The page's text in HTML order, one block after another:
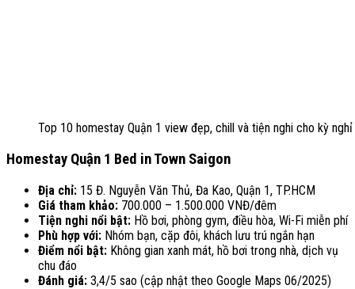
Top 10 homestay Quận 1 view đẹp, chill và tiện nghi cho kỳ nghỉ
Homestay Quận 1 Bed in Town Saigon
Địa chỉ: 15 Đ. Nguyễn Văn Thủ, Đa Kao, Quận 1, TP.HCM
Giá tham khảo: 700.000 – 1.500.000 VNĐ/đêm
Tiện nghi nổi bật: Hồ bơi, phòng gym, điều hòa, Wi-Fi miễn phí
Phù hợp với: Nhóm bạn, cặp đôi, khách lưu trú ngắn hạn
Điểm nổi bật: Không gian xanh mát, hồ bơi trong nhà, dịch vụ
chu đáo
Đánh giá: 3,4/5 sao (cập nhật theo Google Maps 06/2025)